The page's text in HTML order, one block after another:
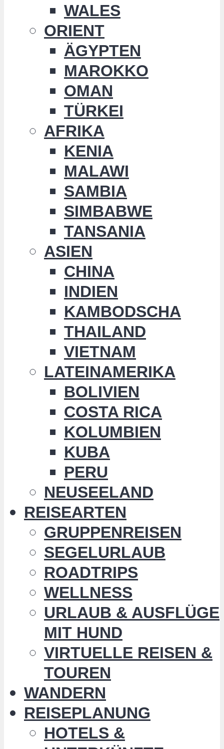
WALES
ORIENT
ÄGYPTEN
MAROKKO
OMAN
TÜRKEI
AFRIKA
KENIA
MALAWI
SAMBIA
SIMBABWE
TANSANIA
ASIEN
CHINA
INDIEN
KAMBODSCHA
THAILAND
VIETNAM
LATEINAMERIKA
BOLIVIEN
COSTA RICA
KOLUMBIEN
KUBA
PERU
NEUSEELAND
REISEARTEN
GRUPPENREISEN
SEGELURLAUB
ROADTRIPS
WELLNESS
URLAUB & AUSFLÜGE
MIT HUND
VIRTUELLE REISEN &
TOUREN
WANDERN
REISEPLANUNG
HOTELS &